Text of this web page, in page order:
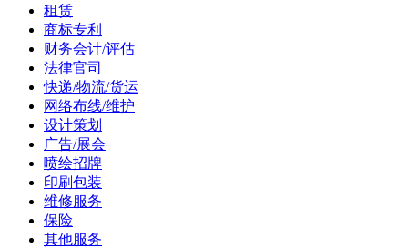
租赁
商标专利
财务会计/评估
法律官司
快递/物流/货运
网络布线/维护
设计策划
广告/展会
喷绘招牌
印刷包装
维修服务
保险
其他服务